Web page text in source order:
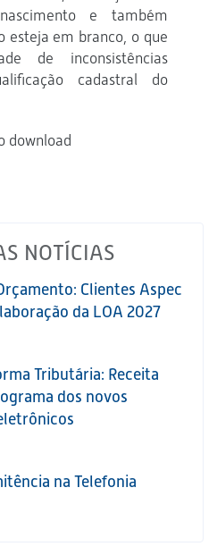
e também
esteja em branco, o que
de inconsistências
cadastral do
download
NOTÍCIAS
Clientes Aspec
da LOA 2027
Tributária: Receita
dos novos
na Telefonia